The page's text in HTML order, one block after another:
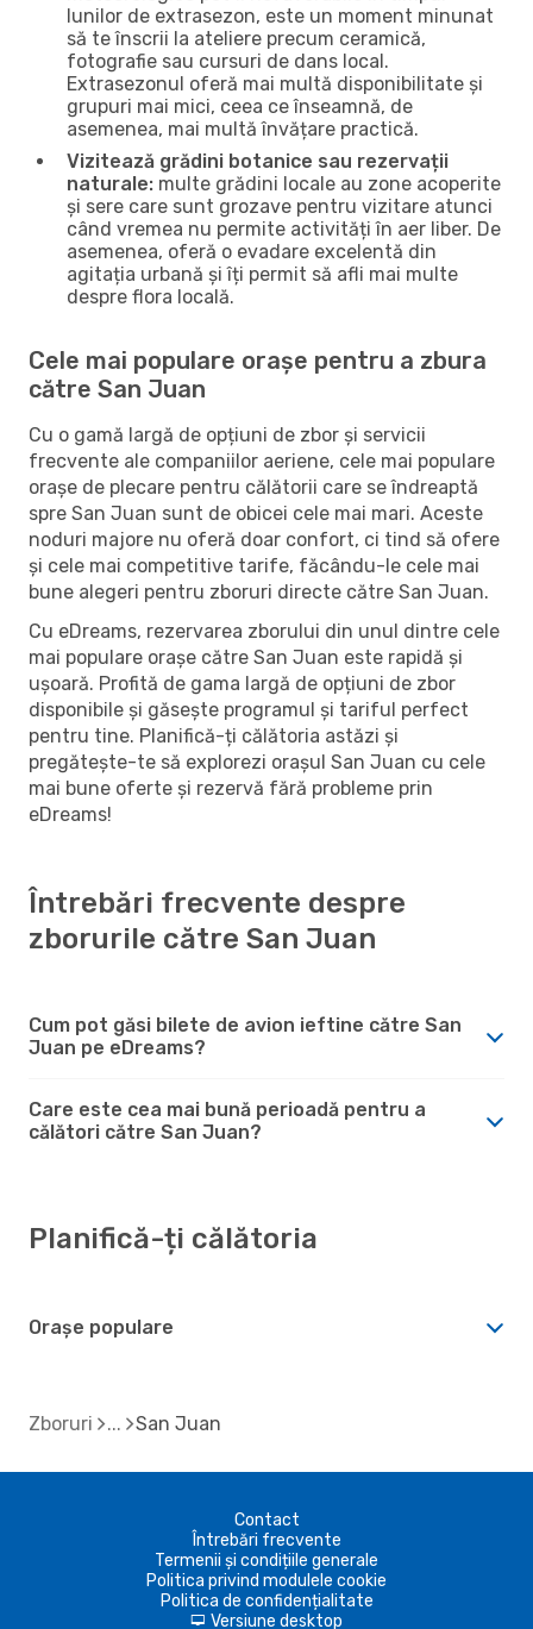
lunilor de extrasezon, este un moment minunat
să te înscrii la ateliere precum ceramică,
fotografie sau cursuri de dans local.
Extrasezonul oferă mai multă disponibilitate și
grupuri mai mici, ceea ce înseamnă, de
asemenea, mai multă învățare practică.
Vizitează grădini botanice sau rezervații
naturale: multe grădini locale au zone acoperite
și sere care sunt grozave pentru vizitare atunci
când vremea nu permite activități în aer liber. De
asemenea, oferă o evadare excelentă din
agitația urbană și îți permit să afli mai multe
despre flora locală.
Cele mai populare orașe pentru a zbura
către San Juan
Cu o gamă largă de opțiuni de zbor și servicii
frecvente ale companiilor aeriene, cele mai populare
orașe de plecare pentru călătorii care se îndreaptă
spre San Juan sunt de obicei cele mai mari. Aceste
noduri majore nu oferă doar confort, ci tind să ofere
și cele mai competitive tarife, făcându-le cele mai
bune alegeri pentru zboruri directe către San Juan.
Cu eDreams, rezervarea zborului din unul dintre cele
mai populare orașe către San Juan este rapidă și
ușoară. Profită de gama largă de opțiuni de zbor
disponibile și găsește programul și tariful perfect
pentru tine. Planifică-ți călătoria astăzi și
pregătește-te să explorezi orașul San Juan cu cele
mai bune oferte și rezervă fără probleme prin
eDreams!
Întrebări frecvente despre
zborurile către San Juan
Cum pot găsi bilete de avion ieftine către San
Juan pe eDreams?
Care este cea mai bună perioadă pentru a
călători către San Juan?
Planifică-ți călătoria
Orașe populare
Zboruri San Juan
Contact
Întrebări frecvente
Termenii și condițiile generale
Politica privind modulele cookie
Politica de confidențialitate
d Versiune desktop